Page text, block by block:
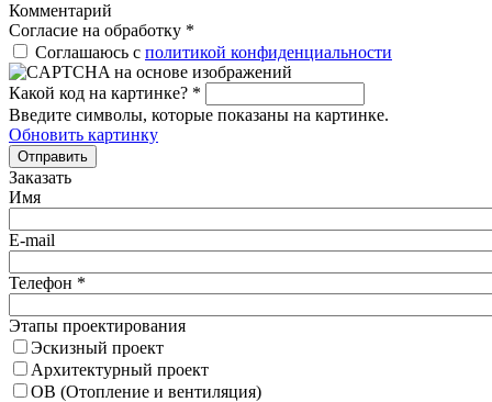
Комментарий
Согласие на обработку *
Соглашаюсь с политикой конфиденциальности
Какой код на картинке? *
Введите символы, которые показаны на картинке.
Обновить картинку
Отправить
Заказать
Имя
E-mail
Телефон *
Этапы проектирования
Эскизный проект
Архитектурный проект
ОВ (Отопление и вентиляция)